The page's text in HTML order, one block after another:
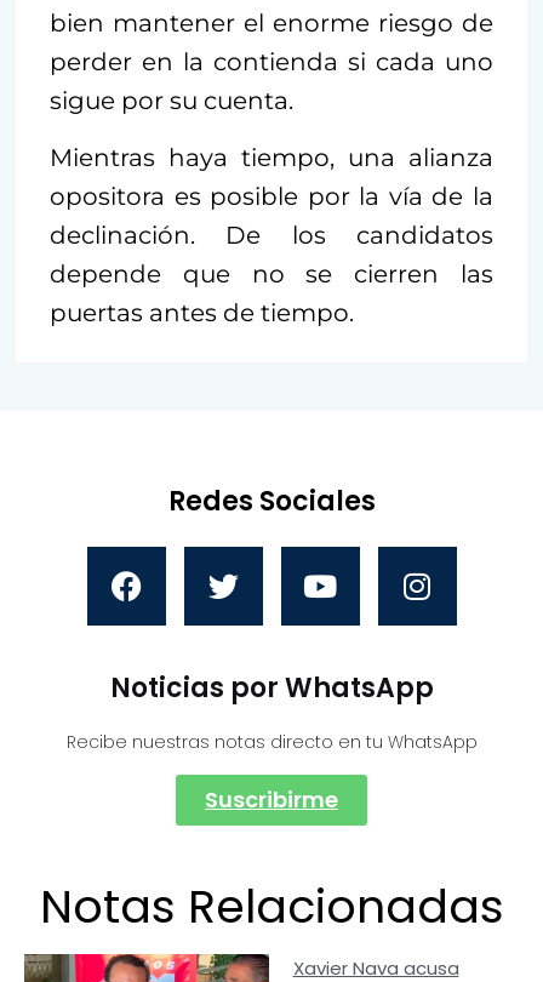
bien mantener el enorme riesgo de
perder en la contienda si cada uno
sigue por su cuenta.
Mientras haya tiempo, una alianza
opositora es posible por la vía de la
declinación. De los candidatos
depende que no se cierren las
puertas antes de tiempo.
Redes Sociales
Noticias por WhatsApp
Recibe nuestras notas directo en tu WhatsApp
Suscribirme
Notas Relacionadas
Xavier Nava acusa